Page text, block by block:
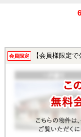
会員限定 【会員様限定で